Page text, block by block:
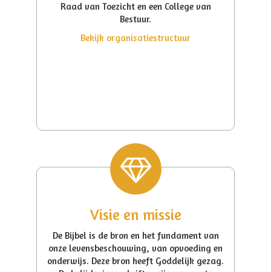
Raad van Toezicht en een College van
Bestuur.
Bekijk organisatiestructuur
Visie en missie
De Bijbel is de bron en het fundament van
onze levensbeschouwing, van opvoeding en
onderwijs. Deze bron heeft Goddelijk gezag.